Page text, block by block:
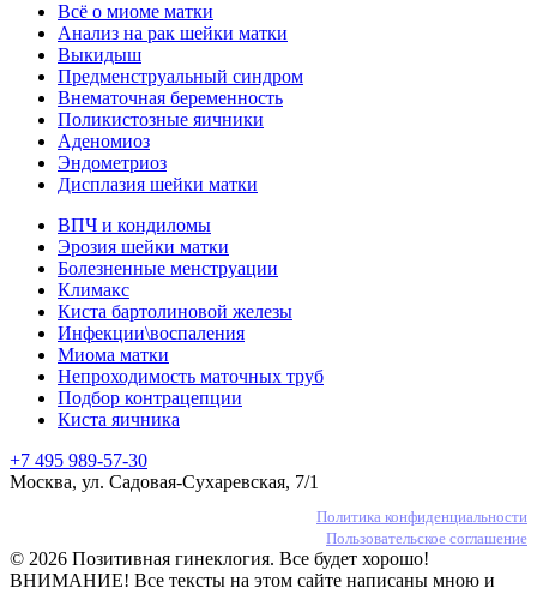
Всё о миоме матки
Анализ на рак шейки матки
Выкидыш
Предменструальный синдром
Внематочная беременность
Поликистозные яичники
Аденомиоз
Эндометриоз
Дисплазия шейки матки
ВПЧ и кондиломы
Эрозия шейки матки
Болезненные менструации
Климакс
Киста бартолиновой железы
Инфекции\воспаления
Миома матки
Непроходимость маточных труб
Подбор контрацепции
Киста яичника
+7 495 989-57-30
Москва, ул. Садовая-Сухаревская, 7/1
Политика конфиденциальности
Пользовательское соглашение
© 2026 Позитивная гинеклогия. Все будет хорошо!
ВНИМАНИЕ! Все тексты на этом сайте написаны мною и